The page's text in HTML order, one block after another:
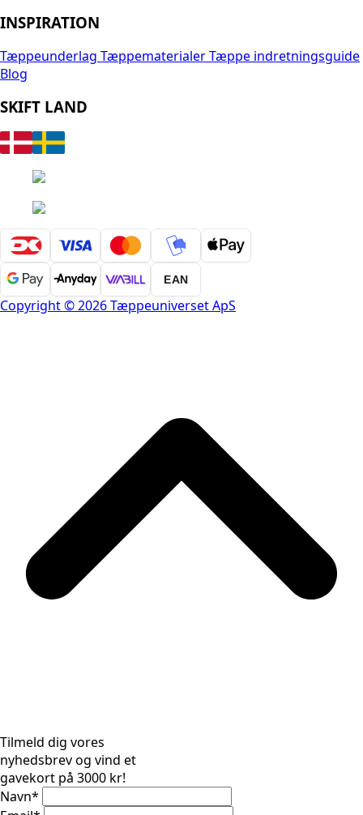
INSPIRATION
Tæppeunderlag TæppematerialerTæppe indretningsguide
Blog
SKIFT LAND
EAN
Copyright © 2026 Tæppeuniverset ApS
Tilmeld dig vores
nyhedsbrev og vind et
gavekort på 3000 kr!
Navn*